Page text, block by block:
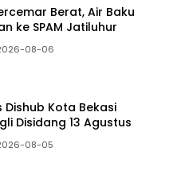
Berat, Air Baku
ke SPAM Jatiluhur
08-06
Dishub Kota Bekasi
Disidang 13 Agustus
08-05